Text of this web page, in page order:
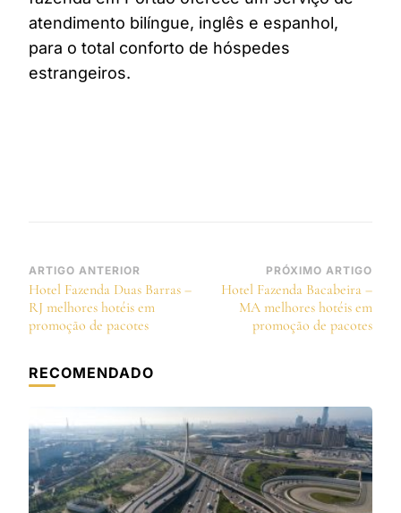
atendimento bilíngue, inglês e espanhol,
para o total conforto de hóspedes
estrangeiros.
Navegação
de
post
ARTIGO ANTERIOR
Hotel Fazenda Duas Barras –
RJ melhores hotéis em
promoção de pacotes
PRÓXIMO ARTIGO
Hotel Fazenda Bacabeira –
MA melhores hotéis em
promoção de pacotes
RECOMENDADO